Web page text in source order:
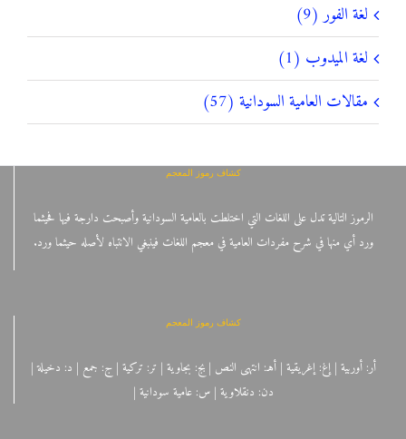
لغة الفور (9)
لغة الميدوب (1)
مقالات العامية السودانية (57)
كشاف رموز المعجم
الرموز التالية تدل على اللغات التي اختلطت بالعامية السودانية وأصبحت دارجة فيها فحيثما
ورد أي منها في شرح مفردات العامية في معجم اللغات فينبغي الانتباه لأصله حيثما ورد.
كشاف رموز المعجم
أر: أوربية | إغ: إغريقية | أهـ: انتهى النص | بج: بجاوية | تر: تركية | ج: جمع | د: دخيلة |
دن: دنقلاوية | س: عامية سودانية |